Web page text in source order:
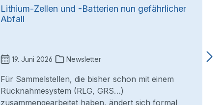
Lithium-Zellen und -Batterien nun gefährlicher
Abfall
19. Juni 2026 Newsletter
Für Sammelstellen, die bisher schon mit einem
Rücknahmesystem (RLG, GRS…)
zusammengearbeitet haben, ändert sich formal